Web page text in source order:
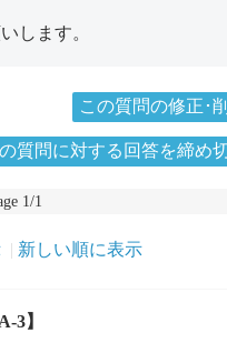
します。
この質問の修正･
質問に対する回答を締め
1/1
新しい順に表示
3】